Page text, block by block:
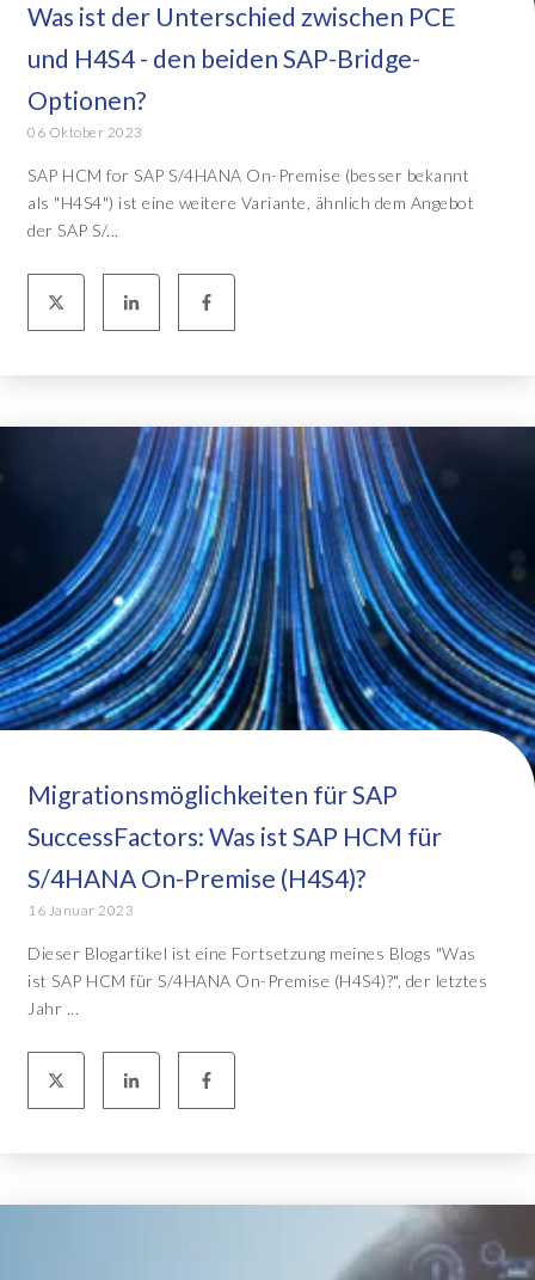
Was ist der Unterschied zwischen PCE
und H4S4 - den beiden SAP-Bridge-
Optionen?
06 Oktober 2023
SAP HCM for SAP S/4HANA On-Premise (besser bekannt
als "H4S4") ist eine weitere Variante, ähnlich dem Angebot
der SAP S/...
Migrationsmöglichkeiten für SAP
SuccessFactors: Was ist SAP HCM für
S/4HANA On-Premise (H4S4)?
16 Januar 2023
Dieser Blogartikel ist eine Fortsetzung meines Blogs "Was
ist SAP HCM für S/4HANA On-Premise (H4S4)?", der letztes
Jahr ...